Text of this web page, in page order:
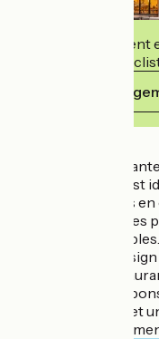
Cet établissement
accueillir des
Voir ses
Situé sur l'Île de
l'Île, Eklo Nantes
ville en transports
s'adaptent à tous les
dortoirs privatisables.
Une ambiance
l'entrée : bar,
un cadre éco-
artisanal français et
impact